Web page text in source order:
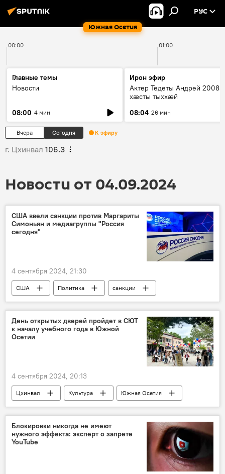
Южная Осетия
РУС
00:00 01:00
Главные темы
Новости
08:00 4 мин
Ирон эфир
Актер Тедеты Андрей 2008
хæсты тыххæй
08:04 26 мин
Вчера Сегодня К эфиру
г. Цхинвал 106.3
Новости от 04.09.2024
США ввели санкции против Маргариты
Симоньян и медиагруппы "Россия
сегодня"
4 сентября 2024, 21:30
США Политика
санкции
Россия
Маргарита Симоньян
День открытых дверей пройдет в СЮТ
к началу учебного года в Южной
Осетии
4 сентября 2024, 20:13
Цхинвал Культура
Южная Осетия
Новости
Образование
Минобразования Южной Осетии
Блокировки никогда не имеют
нужного эффекта: эксперт о запрете
YouTube